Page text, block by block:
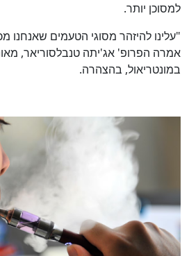
למסוכן יותר.
"עלינו להיזהר מסוגי הטעמים שאנחנו
אמרה הפרופ' אג'יתה טנבלסוריאר,
במונטריאול, בהצהרה.